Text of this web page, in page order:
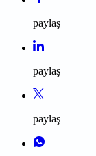
paylaş
paylaş
paylaş